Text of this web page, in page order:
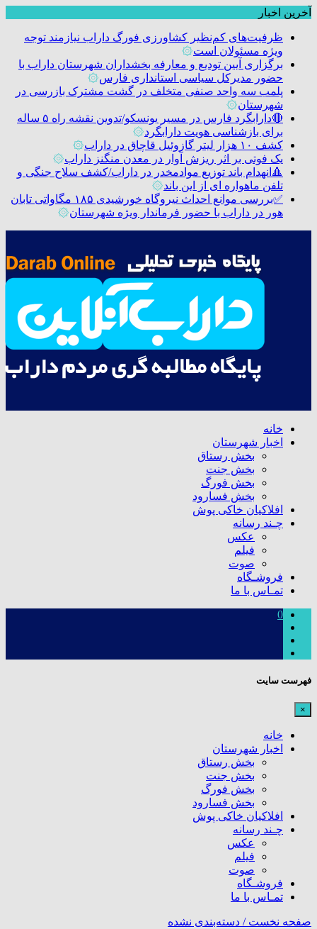
آخرین اخبار
ظرفیت‌های کم‌نظیر کشاورزی فورگ داراب نیازمند توجه
ویژه مسئولان است۞
برگزاری آیین تودیع و معارفه بخشداران شهرستان داراب با
حضور مدیرکل سیاسی استانداری فارس۞
پلمب سه واحد صنفی متخلف در گشت مشترک بازرسی در
شهرستان۞
🔴دارابگرد فارس در مسیر یونسکو/تدوین نقشه راه ۵ ساله
برای بازشناسی هویت دارابگرد۞
کشف ۱۰ هزار لیتر گازوئیل قاچاق در داراب
۞
یک فوتی بر اثر ریزش آوار در معدن منگنز داراب۞
🔺انهدام باند توزیع موادمخدر در داراب/کشف سلاح جنگی و
تلفن ماهواره ای از این باند۞
✅بررسی موانع احداث نیروگاه خورشیدی ۱۸۵ مگاواتی تابان
هور در داراب با حضور فرماندار ویژه شهرستان۞
خانه
اخبار شهرستان
بخش رستاق
بخش جنت
بخش فورگ
بخش فسارود
افلاکیان خاکی پوش
چـند رسانه
عکس
فیلم
صوت
فروشـگاه
تمـاس با ما
0
فهرست سایت
×
خانه
اخبار شهرستان
بخش رستاق
بخش جنت
بخش فورگ
بخش فسارود
افلاکیان خاکی پوش
چـند رسانه
عکس
فیلم
صوت
فروشـگاه
تمـاس با ما
صفحه نخست / دسته‌بندی نشده